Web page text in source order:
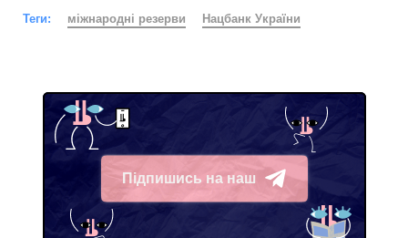
Теги: міжнародні резерви Нацбанк України
Підпишись на наш
Telegram